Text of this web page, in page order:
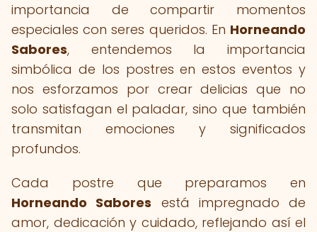
importancia de compartir momentos
especiales con seres queridos. En Horneando
Sabores, entendemos la importancia
simbólica de los postres en estos eventos y
nos esforzamos por crear delicias que no
solo satisfagan el paladar, sino que también
transmitan emociones y significados
profundos.
Cada postre que preparamos en
Horneando Sabores está impregnado de
amor, dedicación y cuidado, reflejando así el